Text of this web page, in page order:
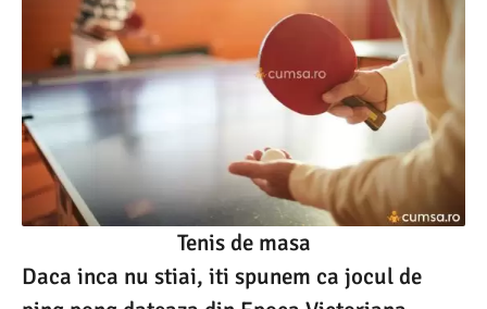
Tenis de masa
Daca inca nu stiai, iti spunem ca jocul de